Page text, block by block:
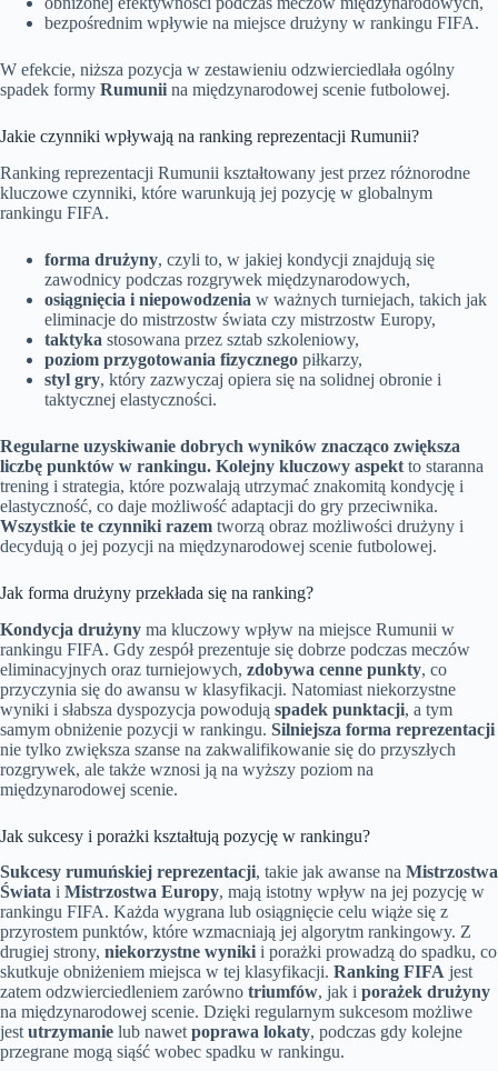
bezpośrednim wpływie na miejsce drużyny w rankingu FIFA.
W efekcie, niższa pozycja w zestawieniu odzwierciedlała ogólny
spadek formy Rumunii na międzynarodowej scenie futbolowej.
Jakie czynniki wpływają na ranking reprezentacji Rumunii?
Ranking reprezentacji Rumunii kształtowany jest przez różnorodne
kluczowe czynniki, które warunkują jej pozycję w globalnym
rankingu FIFA.
forma drużyny, czyli to, w jakiej kondycji znajdują się
zawodnicy podczas rozgrywek międzynarodowych,
osiągnięcia i niepowodzenia w ważnych turniejach, takich jak
eliminacje do mistrzostw świata czy mistrzostw Europy,
taktyka stosowana przez sztab szkoleniowy,
poziom przygotowania fizycznego piłkarzy,
styl gry, który zazwyczaj opiera się na solidnej obronie i
taktycznej elastyczności.
Regularne uzyskiwanie dobrych wyników znacząco zwiększa
liczbę punktów w rankingu. Kolejny kluczowy aspekt to staranna
trening i strategia, które pozwalają utrzymać znakomitą kondycję i
elastyczność, co daje możliwość adaptacji do gry przeciwnika.
Wszystkie te czynniki razem tworzą obraz możliwości drużyny i
decydują o jej pozycji na międzynarodowej scenie futbolowej.
Jak forma drużyny przekłada się na ranking?
Kondycja drużyny ma kluczowy wpływ na miejsce Rumunii w
rankingu FIFA. Gdy zespół prezentuje się dobrze podczas meczów
eliminacyjnych oraz turniejowych, zdobywa cenne punkty, co
przyczynia się do awansu w klasyfikacji. Natomiast niekorzystne
wyniki i słabsza dyspozycja powodują spadek punktacji, a tym
samym obniżenie pozycji w rankingu. Silniejsza forma reprezentacji
nie tylko zwiększa szanse na zakwalifikowanie się do przyszłych
rozgrywek, ale także wznosi ją na wyższy poziom na
międzynarodowej scenie.
Jak sukcesy i porażki kształtują pozycję w rankingu?
Sukcesy rumuńskiej reprezentacji, takie jak awanse na Mistrzostwa
Świata i Mistrzostwa Europy, mają istotny wpływ na jej pozycję w
rankingu FIFA. Każda wygrana lub osiągnięcie celu wiąże się z
przyrostem punktów, które wzmacniają jej algorytm rankingowy. Z
drugiej strony, niekorzystne wyniki i porażki prowadzą do spadku, co
skutkuje obniżeniem miejsca w tej klasyfikacji. Ranking FIFA jest
zatem odzwierciedleniem zarówno triumfów, jak i porażek drużyny
na międzynarodowej scenie. Dzięki regularnym sukcesom możliwe
jest utrzymanie lub nawet poprawa lokaty, podczas gdy kolejne
przegrane mogą siąść wobec spadku w rankingu.